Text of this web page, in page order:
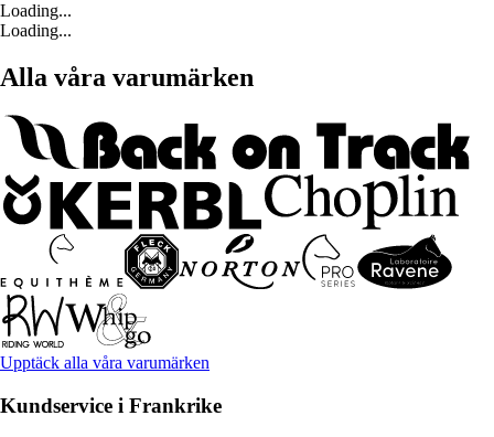
Loading...
Loading...
Alla våra varumärken
Upptäck alla våra varumärken
Kundservice i Frankrike